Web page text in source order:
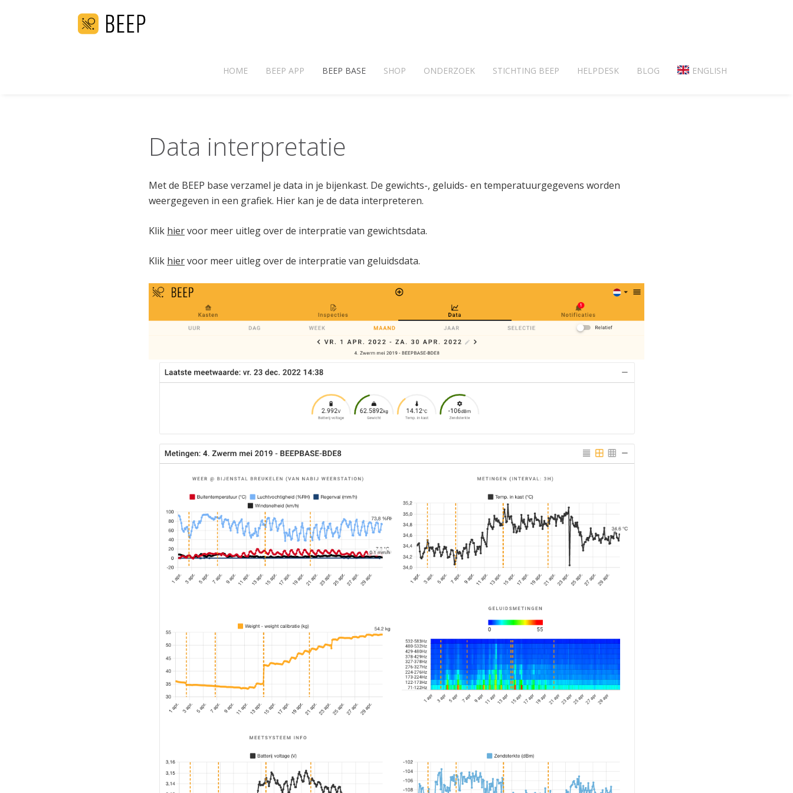
HOME BEEP APP BEEP BASE SHOP ONDERZOEK STICHTING BEEP HELPDESK BLOG ENGLISH
Data interpretatie
Met de BEEP base verzamel je data in je bijenkast. De gewichts-, geluids- en temperatuurgegevens worden
weergegeven in een grafiek. Hier kan je de data interpreteren.
Klik hiervoor meer uitleg over de interpratie van gewichtsdata.
Klik hiervoor meer uitleg over de interpratie van geluidsdata.